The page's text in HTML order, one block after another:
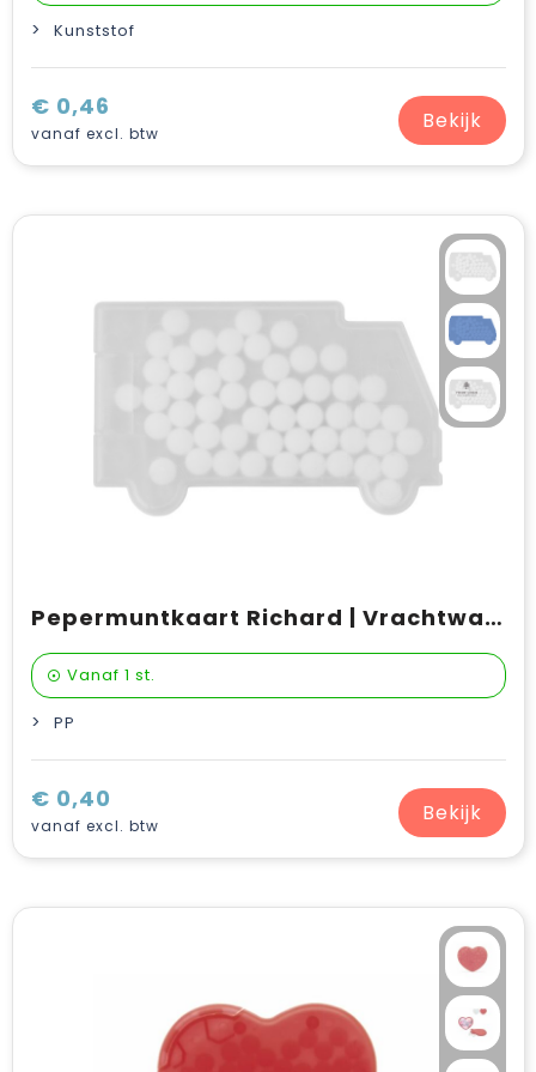
Kunststof
€ 0,46
vanaf excl. btw Bekijk
Pepermuntkaart Richard | Vrachtwagenvorm
Vanaf 1 st.
PP
€ 0,40
vanaf excl. btw Bekijk